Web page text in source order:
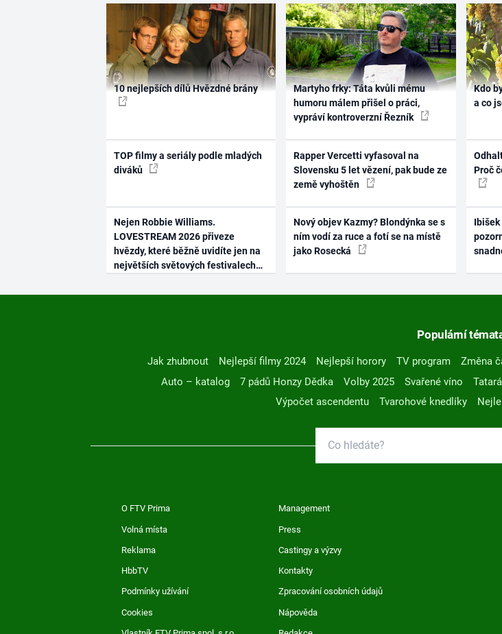
10 nejlepších dílů Hvězdné brány
TOP filmy a seriály podle mladých
diváků
Nejen Robbie Williams.
LOVESTREAM 2026 přiveze
hvězdy, které běžně uvidíte jen na
největších světových festivalech
Martyho frky: Táta kvůli mému
humoru málem přišel o práci,
vypráví kontroverzní Řezník
Rapper Vercetti vyfasoval na
Slovensku 5 let vězení, pak bude ze
země vyhoštěn
Nový objev Kazmy? Blondýnka se s
ním vodí za ruce a fotí se na místě
jako Rosecká
Kdo
a co
Proč
Populární
Jak zhubnout Nejlepší filmy 2024 Nejlepší horory TV program Změna
Auto – katalog
7 pádů Honzy Dědka Volby 2025 Svařené víno
Výpočet ascendentu
Tvarohové knedlíky
O FTV Prima Management
Volná místa Press
Reklama Castingy a výzvy
HbbTV Kontakty
Podmínky užívání Zpracování osobních údajů
Cookies Nápověda